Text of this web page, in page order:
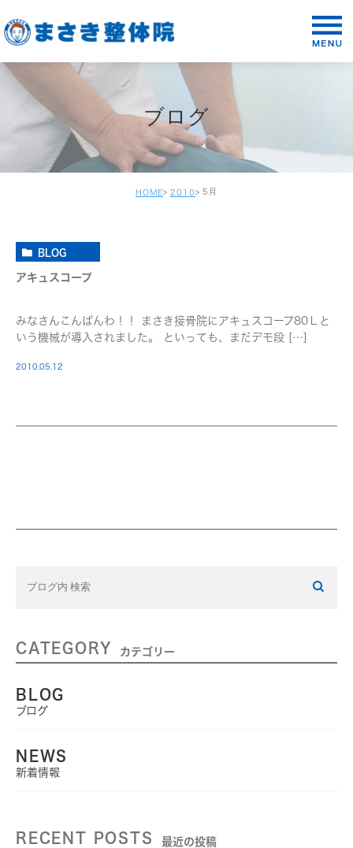
ブログ
HOME 2010 5月
BLOG
アキュスコープ
みなさんこんばんわ！！ まさき接骨院にアキュスコープ80Ｌと
いう機械が導入されました。 といっても、まだデモ段 […]
2010.05.12
CATEGORY カテゴリー
BLOG
ブログ
NEWS
新着情報
RECENT POSTS 最近の投稿